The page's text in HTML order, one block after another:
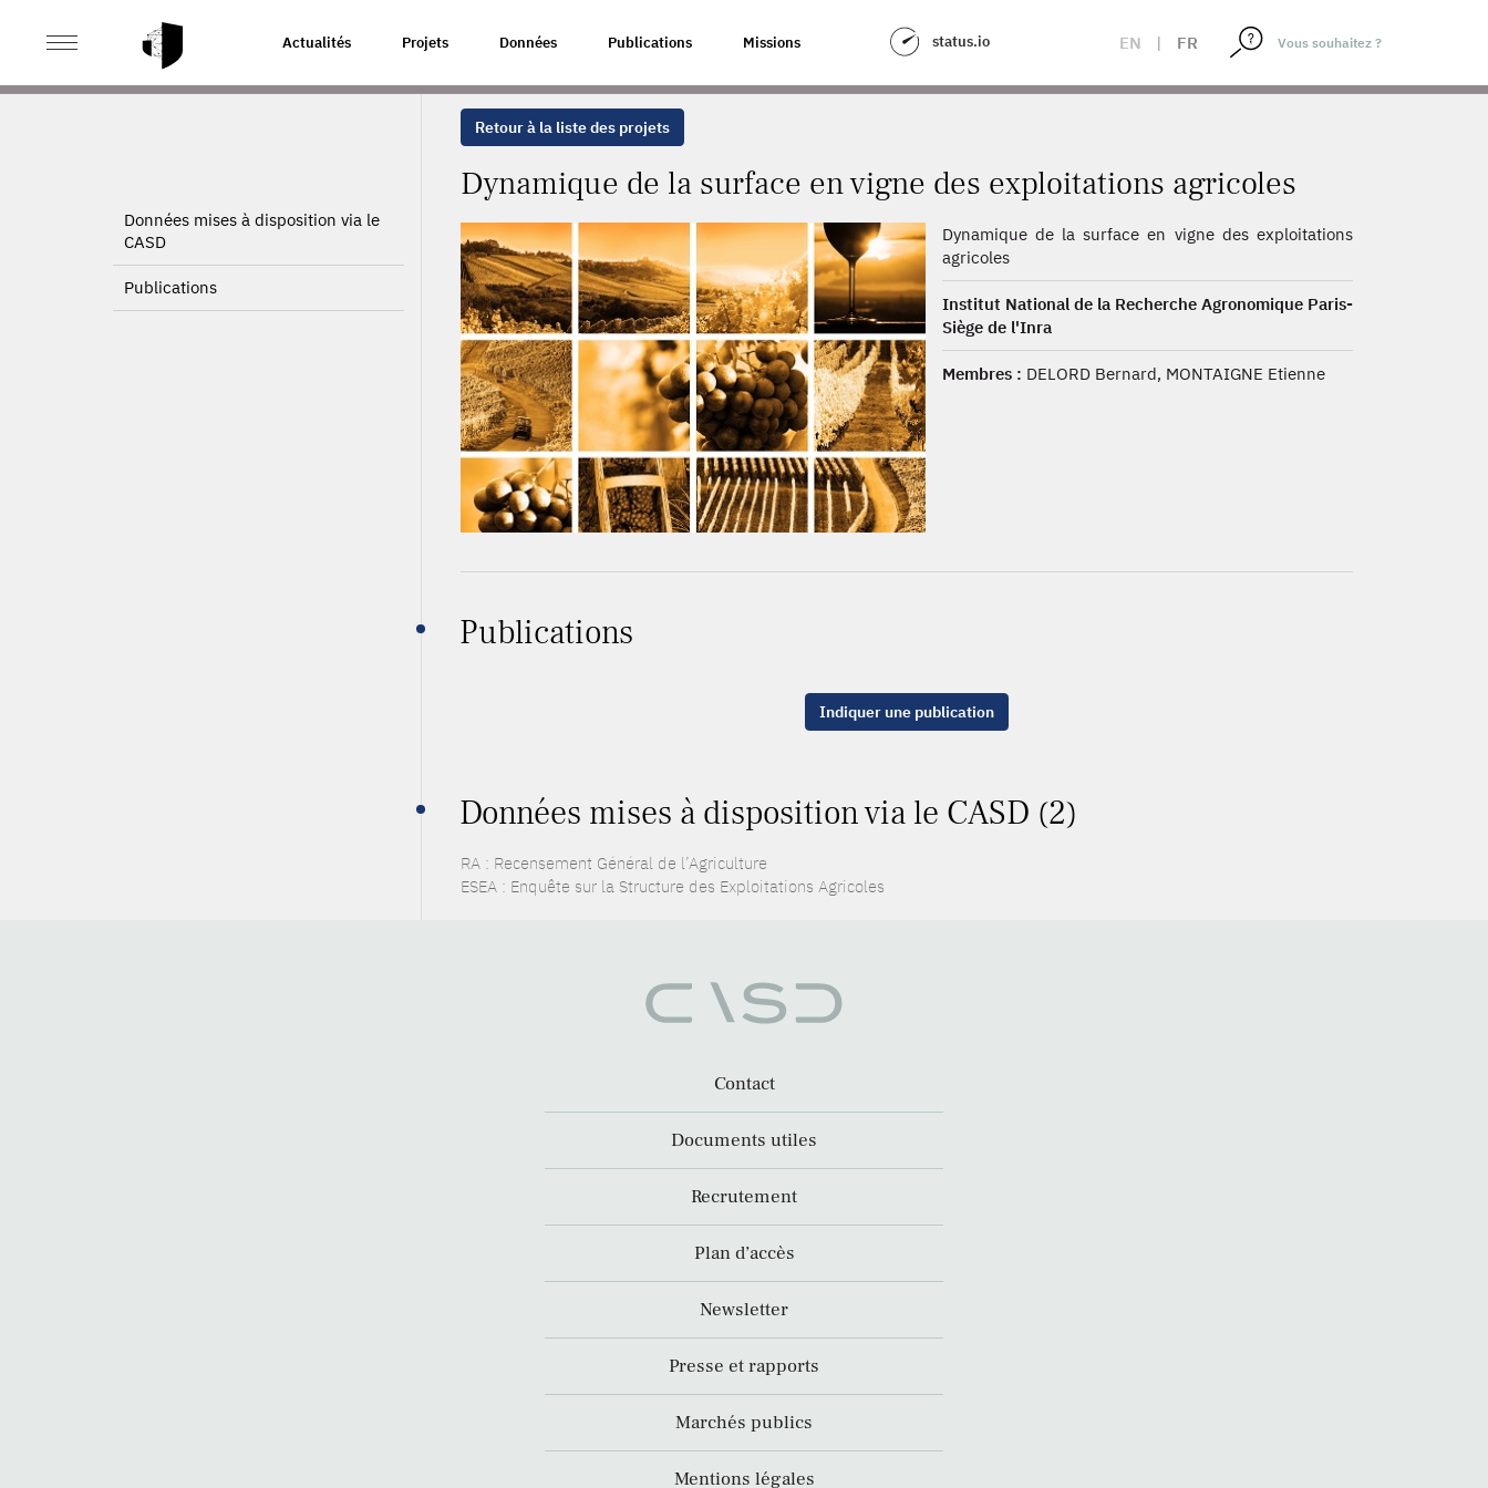
Actualités Projets Données Publications Missions status.io EN | FR
ACCUEIL DYNAMIQUE DE LA SURFACE EN VIGNE DES EXPLOITATIONS AGRICOLES
Données mises à disposition via le
CASD
Publications
Retour à la liste des projets
Dynamique de la surface en vigne des exploitations agricoles
Dynamique de la surface en vigne des exploitations
agricoles
Institut National de la Recherche Agronomique Paris-
Siège de l'Inra
Membres : DELORD Bernard, MONTAIGNE Etienne
Publications
Indiquer une publication
Données mises à disposition via le CASD (2)
RA : Recensement Général de l’Agriculture
ESEA : Enquête sur la Structure des Exploitations Agricoles
Contact
Documents utiles
Recrutement
Plan d’accès
Newsletter
Presse et rapports
Marchés publics
Mentions légales